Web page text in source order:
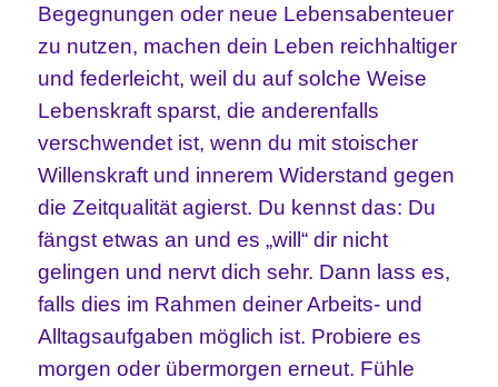
Begegnungen oder neue Lebensabenteuer
zu nutzen, machen dein Leben reichhaltiger
und federleicht, weil du auf solche Weise
Lebenskraft sparst, die anderenfalls
verschwendet ist, wenn du mit stoischer
Willenskraft und innerem Widerstand gegen
die Zeitqualität agierst. Du kennst das: Du
fängst etwas an und es „will“ dir nicht
gelingen und nervt dich sehr. Dann lass es,
falls dies im Rahmen deiner Arbeits- und
Alltagsaufgaben möglich ist. Probiere es
morgen oder übermorgen erneut. Fühle